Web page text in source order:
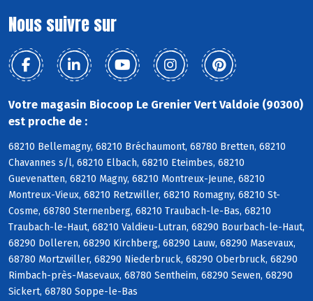
Nous suivre sur
Votre magasin Biocoop Le Grenier Vert Valdoie (90300)
est proche de :
68210 Bellemagny, 68210 Bréchaumont, 68780 Bretten, 68210
Chavannes s/l, 68210 Elbach, 68210 Eteimbes, 68210
Guevenatten, 68210 Magny, 68210 Montreux-Jeune, 68210
Montreux-Vieux, 68210 Retzwiller, 68210 Romagny, 68210 St-
Cosme, 68780 Sternenberg, 68210 Traubach-le-Bas, 68210
Traubach-le-Haut, 68210 Valdieu-Lutran, 68290 Bourbach-le-Haut,
68290 Dolleren, 68290 Kirchberg, 68290 Lauw, 68290 Masevaux,
68780 Mortzwiller, 68290 Niederbruck, 68290 Oberbruck, 68290
Rimbach-près-Masevaux, 68780 Sentheim, 68290 Sewen, 68290
Sickert, 68780 Soppe-le-Bas